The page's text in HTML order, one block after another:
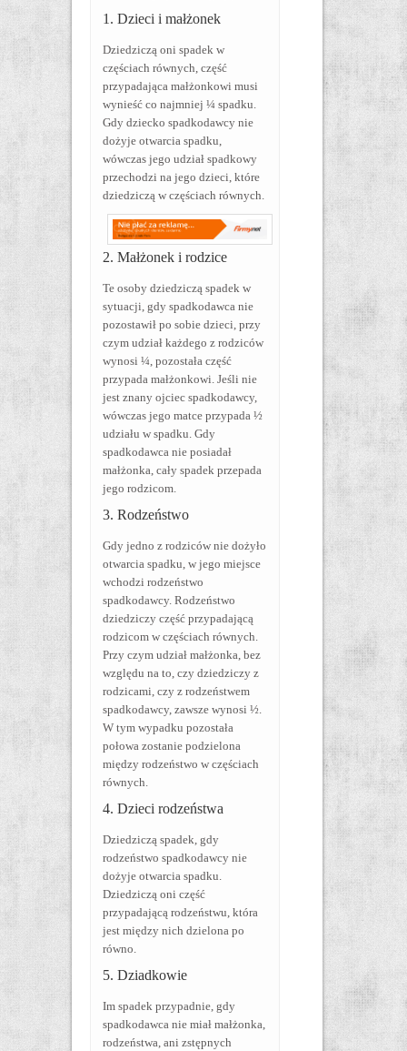
1. Dzieci i małżonek
Dziedziczą oni spadek w
częściach równych, część
przypadająca małżonkowi musi
wynieść co najmniej ¼ spadku.
Gdy dziecko spadkodawcy nie
dożyje otwarcia spadku,
wówczas jego udział spadkowy
przechodzi na jego dzieci, które
dziedziczą w częściach równych.
2. Małżonek i rodzice
Te osoby dziedziczą spadek w
sytuacji, gdy spadkodawca nie
pozostawił po sobie dzieci, przy
czym udział każdego z rodziców
wynosi ¼, pozostała część
przypada małżonkowi. Jeśli nie
jest znany ojciec spadkodawcy,
wówczas jego matce przypada ½
udziału w spadku. Gdy
spadkodawca nie posiadał
małżonka, cały spadek przepada
jego rodzicom.
3. Rodzeństwo
Gdy jedno z rodziców nie dożyło
otwarcia spadku, w jego miejsce
wchodzi rodzeństwo
spadkodawcy. Rodzeństwo
dziedziczy część przypadającą
rodzicom w częściach równych.
Przy czym udział małżonka, bez
względu na to, czy dziedziczy z
rodzicami, czy z rodzeństwem
spadkodawcy, zawsze wynosi ½.
W tym wypadku pozostała
połowa zostanie podzielona
między rodzeństwo w częściach
równych.
4. Dzieci rodzeństwa
Dziedziczą spadek, gdy
rodzeństwo spadkodawcy nie
dożyje otwarcia spadku.
Dziedziczą oni część
przypadającą rodzeństwu, która
jest między nich dzielona po
równo.
5. Dziadkowie
Im spadek przypadnie, gdy
spadkodawca nie miał małżonka,
rodzeństwa, ani zstępnych